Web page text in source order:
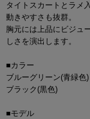
タイトスカートとラメ
動きやすさも抜群。
胸元には上品にビジュ
しさを演出します。
■カラー
ブルーグリーン(青緑色)
ブラック(黒色)
■モデル